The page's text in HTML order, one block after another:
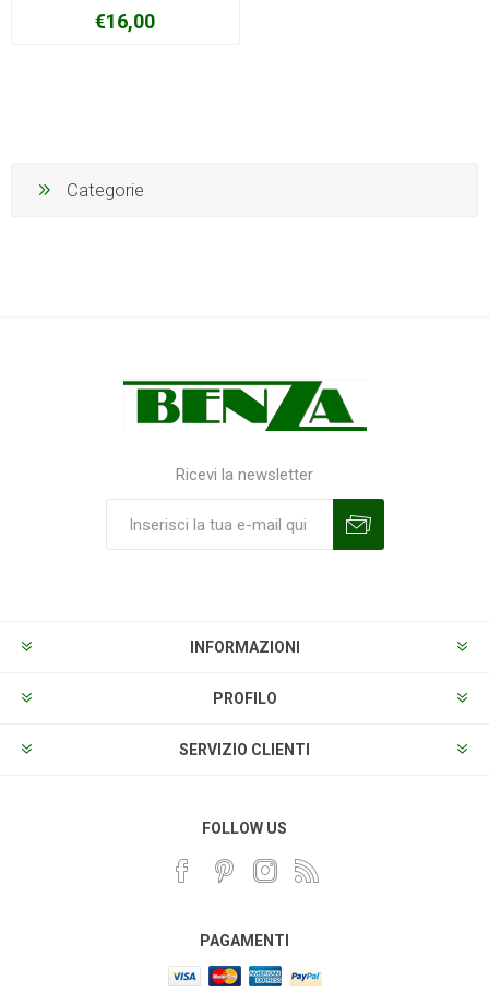
€16,00
Categorie
Ricevi la newsletter
INFORMAZIONI
PROFILO
SERVIZIO CLIENTI
FOLLOW US
PAGAMENTI